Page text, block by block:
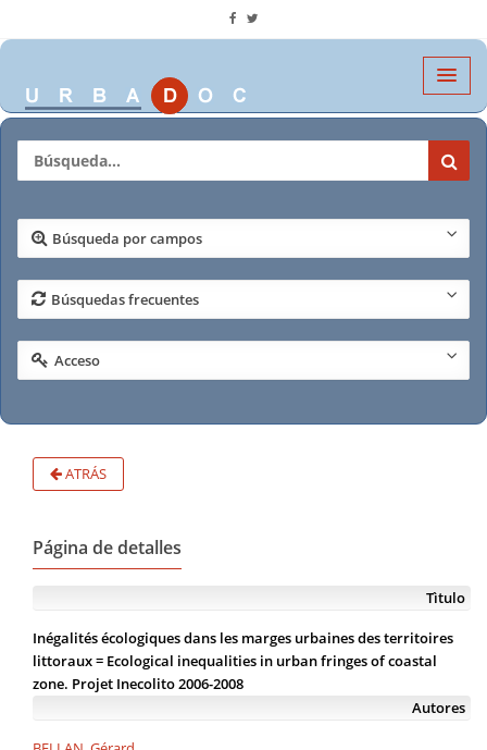
Búsqueda por campos
Búsquedas frecuentes
Acceso
ATRÁS
Página de detalles
Tìtulo
Inégalités écologiques dans les marges urbaines des territoires
littoraux = Ecological inequalities in urban fringes of coastal
zone. Projet Inecolito 2006-2008
Autores